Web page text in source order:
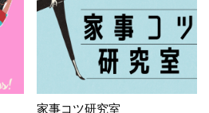
家事コツ研究室